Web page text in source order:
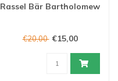
Rassel Bär Bartholomew
€20,00 €15,00